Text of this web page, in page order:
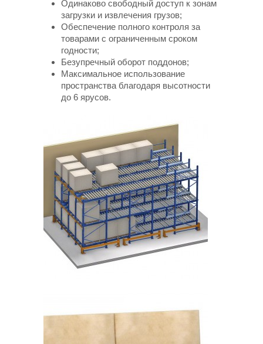
Одинаково свободный доступ к зонам
загрузки и извлечения грузов;
Обеспечение полного контроля за
товарами с ограниченным сроком
годности;
Безупречный оборот поддонов;
Максимальное использование
пространства благодаря высотности
до 6 ярусов.